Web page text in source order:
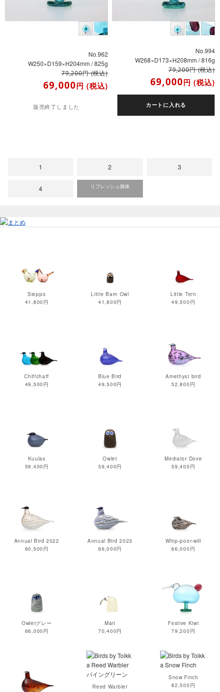
No.962
W250×D159×H204mm / 825g
79,200円(税込)
69,000円 (税込)
販売終了しました
No.994
W268×D173×H208mm / 816g
79,200円(税込)
69,000円 (税込)
カートに入れる
1 2 3
4 リフレッシュ個体
Sieppo
41,800円
Little Barn Owl
41,800円
Little Tern
49,500円
Chiffchaff
49,500円
Blue Bird
49,500円
Amethyst bird
52,800円
Kuulas
59,400円
Owlet
59,400円
Mediator Dove
59,400円
Annual Bird 2022
60,500円
Annual Bird 2023
66,000円
Whip-poor-will
66,000円
Owletグレー
66,000円
Mari
70,400円
Festive Kiwi
79,200円
Reed Warbler
Snow Finch
82,500円